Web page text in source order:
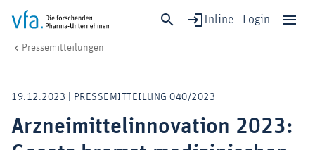
Inline - Login
Forschung & Entwicklung
Gesundheit & Versorgung
Wirtschaft & Standort
Pressemitteilungen
19.12.2023 | PRESSEMITTEILUNG 040/2023
Arzneimittelinnovation 2023: